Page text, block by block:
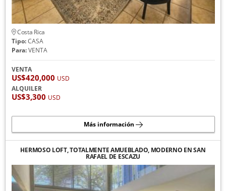
Costa Rica
Tipo:CASA
Para:VENTA
VENTA
US$420,000 USD
ALQUILER
US$3,300 USD
Más información
HERMOSO LOFT, TOTALMENTE AMUEBLADO, MODERNO EN SAN
RAFAEL DE ESCAZU